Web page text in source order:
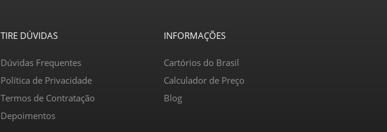
TIRE DÚVIDAS
Dúvidas Frequentes
Política de Privacidade
Termos de Contratação
Depoimentos
INFORMAÇÕES
Cartórios do Brasil
Calculador de Preço
Blog